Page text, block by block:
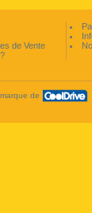
de Vente
de